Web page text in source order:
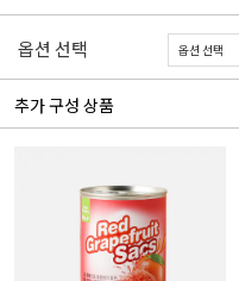
옵션 선택
추가 구성 상품